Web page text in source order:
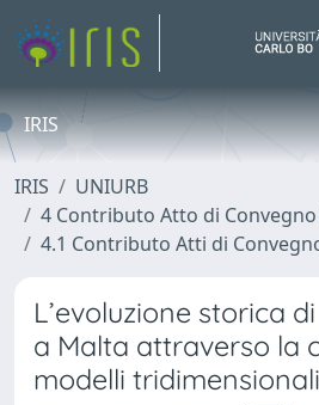
IRIS
IRIS
UNIURB
4 Contributo Atto di
4.1 Contributo Atti di
L’evoluzione storica
a Malta attraverso la
modelli tridimensionali